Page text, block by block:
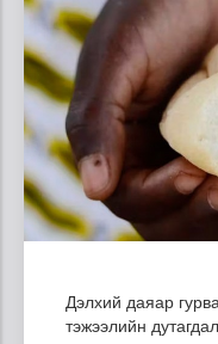
Дэлхий даяар
тэжээлийн